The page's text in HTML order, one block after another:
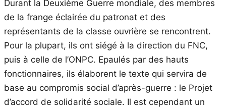
Durant la Deuxième Guerre mondiale, des membres
de la frange éclairée du patronat et des
représentants de la classe ouvrière se rencontrent.
Pour la plupart, ils ont siégé à la direction du FNC,
puis à celle de l’ONPC. Epaulés par des hauts
fonctionnaires, ils élaborent le texte qui servira de
base au compromis social d’après-guerre : le Projet
d’accord de solidarité sociale. Il est cependant un